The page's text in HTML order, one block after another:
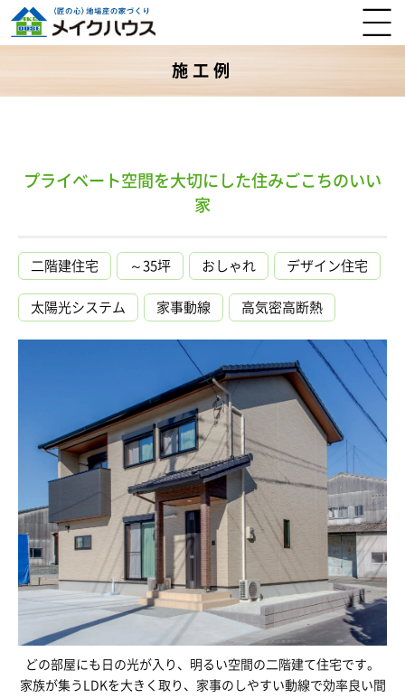
施工例
プライベート空間を大切にした住みごこちのいい
家
二階建住宅 ～35坪 おしゃれ デザイン住宅
太陽光システム 家事動線 高気密高断熱
どの部屋にも日の光が入り、明るい空間の二階建て住宅です。
家族が集うLDKを大きく取り、家事のしやすい動線で効率良い間